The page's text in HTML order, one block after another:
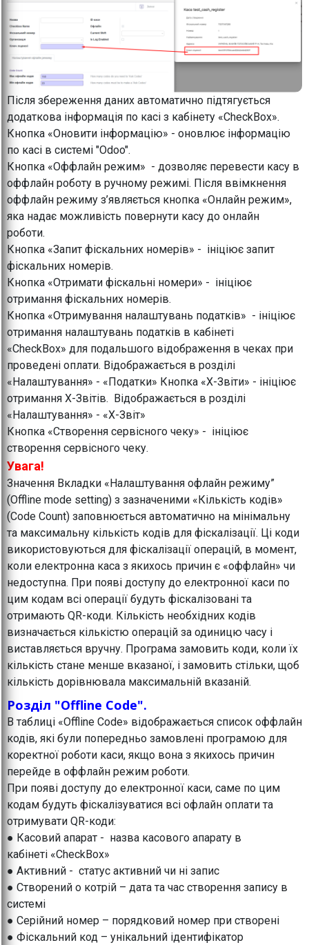
Після збереження даних автоматично підтягується
додаткова інформація по касі з кабінету «CheckBox».
Кнопка «Оновити інформацію» - оновлює інформацію
по касі в системі "Odoo".
Кнопка «Оффлайн режим» - дозволяє перевести касу в
оффлайн роботу в ручному режимі. Після ввімкнення
оффлайн режиму з’являється кнопка «Онлайн режим»,
яка надає можливість повернути касу до онлайн
роботи.
Кнопка «Запит фіскальних номерів» - ініціює запит
фіскальних номерів.
Кнопка «Отримати фіскальні номери» - ініціює
отримання фіскальних номерів.
Кнопка «Отримування налаштувань податків» - ініціює
отримання налаштувань податків в кабінеті
«CheckBox» для подальшого відображення в чеках при
проведені оплати. Відображається в розділі
«Налаштування» - «Податки» Кнопка «Х-Звіти» - ініціює
отримання Х-Звітів. Відображається в розділі
«Налаштування» - «Х-Звіт»
Кнопка «Створення сервісного чеку» - ініціює
створення сервісного чеку.
Увага!
Значення Вкладки «Налаштування офлайн режиму”
(Offline mode setting) з зазначеними «Кількість кодів»
(Code Count) заповнюється автоматично на мінімальну
та максимальну кількість кодів для фіскалізації. Ці коди
використовуються для фіскалізації операцій, в момент,
коли електронна каса з якихось причин є «оффлайн» чи
недоступна. При появі доступу до електронної каси по
цим кодам всі операції будуть фіскалізовані та
отримають QR-коди. Кількість необхідних кодів
визначається кількістю операцій за одиницю часу і
виставляється вручну. Програма замовить коди, коли їх
кількість стане менше вказаної, і замовить стільки, щоб
кількість дорівнювала максимальній вказаній.
Розділ "Offline Code".
В таблиці «Offline Code» відображається список оффлайн
кодів, які були попередньо замовлені програмою для
коректної роботи каси, якщо вона з якихось причин
перейде в оффлайн режим роботи.
При появі доступу до електронної каси, саме по цим
кодам будуть фіскалізуватися всі офлайн оплати та
отримувати QR-коди:
● Касовий апарат - назва касового апарату в
кабінеті «CheckBox»
● Активний - статус активний чи ні запис
● Створений о котрій – дата та час створення запису в
системі
● Серійний номер – порядковий номер при створені
● Фіскальний код – унікальний ідентифікатор